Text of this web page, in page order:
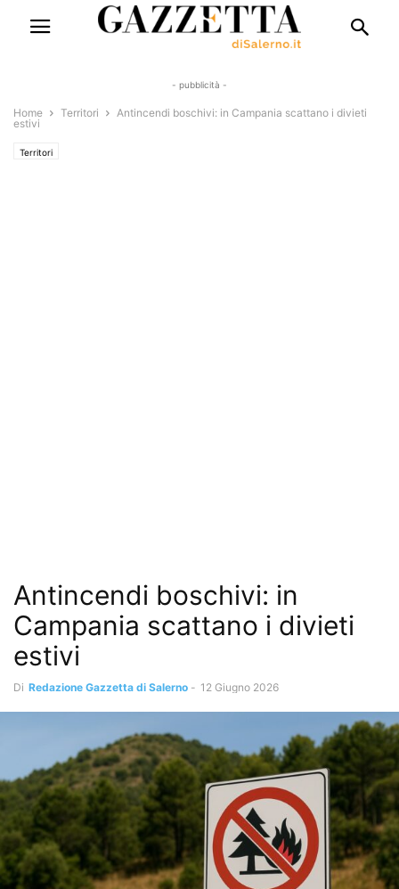
- pubblicità -
Home Territori
Antincendi boschivi: in Campania scattano i divieti
estivi
Territori
Antincendi boschivi: in
Campania scattano i divieti
estivi
Di Redazione Gazzetta di Salerno - 12 Giugno 2026